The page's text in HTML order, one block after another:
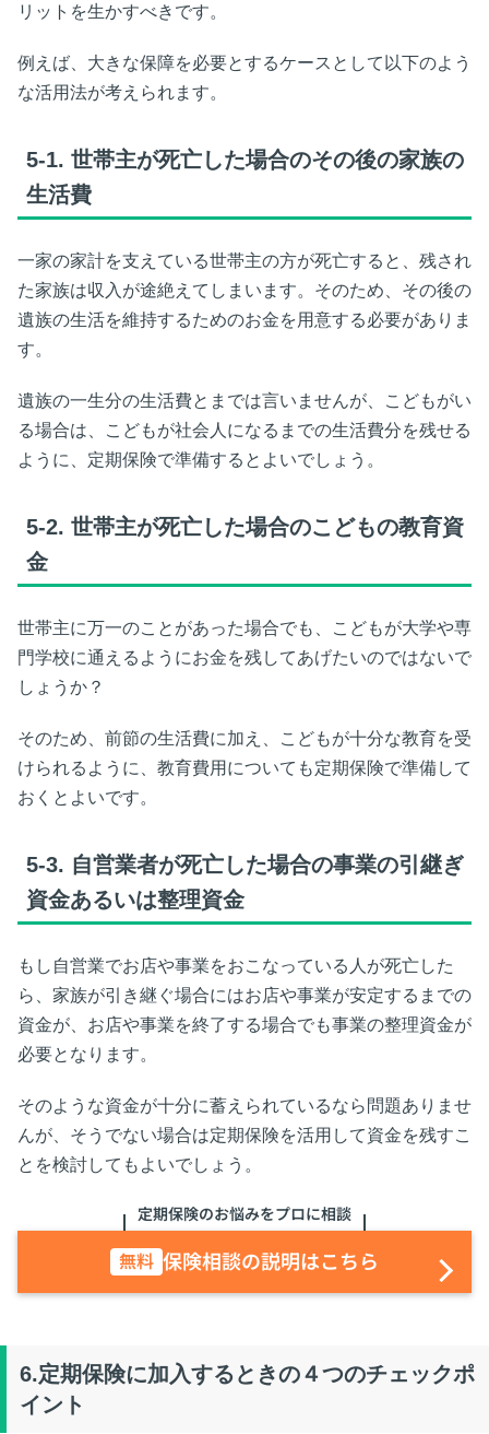
リットを生かすべきです。
例えば、大きな保障を必要とするケースとして以下のよう
な活用法が考えられます。
5-1. 世帯主が死亡した場合のその後の家族の
生活費
一家の家計を支えている世帯主の方が死亡すると、残され
た家族は収入が途絶えてしまいます。そのため、その後の
遺族の生活を維持するためのお金を用意する必要がありま
す。
遺族の一生分の生活費とまでは言いませんが、こどもがい
る場合は、こどもが社会人になるまでの生活費分を残せる
ように、定期保険で準備するとよいでしょう。
5-2. 世帯主が死亡した場合のこどもの教育資
金
世帯主に万一のことがあった場合でも、こどもが大学や専
門学校に通えるようにお金を残してあげたいのではないで
しょうか？
そのため、前節の生活費に加え、こどもが十分な教育を受
けられるように、教育費用についても定期保険で準備して
おくとよいです。
5-3. 自営業者が死亡した場合の事業の引継ぎ
資金あるいは整理資金
もし自営業でお店や事業をおこなっている人が死亡した
ら、家族が引き継ぐ場合にはお店や事業が安定するまでの
資金が、お店や事業を終了する場合でも事業の整理資金が
必要となります。
そのような資金が十分に蓄えられているなら問題ありませ
んが、そうでない場合は定期保険を活用して資金を残すこ
とを検討してもよいでしょう。
定期保険のお悩みをプロに相談
無料 保険相談の説明はこちら
6.定期保険に加入するときの４つのチェックポ
イント